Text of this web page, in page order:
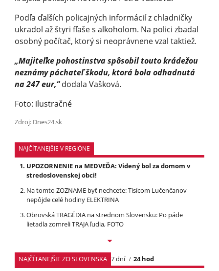
Podľa ďalších policajných informácií z chladničky
ukradol až štyri fľaše s alkoholom. Na polici zbadal
osobný počítač, ktorý si neoprávnene vzal taktiež.
„Majiteľke pohostinstva spôsobil touto krádežou
neznámy páchateľ škodu, ktorá bola odhadnutá
na 247 eur,“dodala Vašková.
Foto: ilustračné
Zdroj: Dnes24.sk
NAJČÍTANEJŠIE V REGIÓNE
UPOZORNENIE na MEDVEĎA: Videný bol za domom v
stredoslovenskej obci!
Na tomto ZOZNAME byť nechcete: Tisícom Lučenčanov
nepôjde celé hodiny ELEKTRINA
Obrovská TRAGÉDIA na strednom Slovensku: Po páde
lietadla zomreli TRAJA ľudia, FOTO
NAJČÍTANEJŠIE ZO SLOVENSKA 7 dní
24 hod